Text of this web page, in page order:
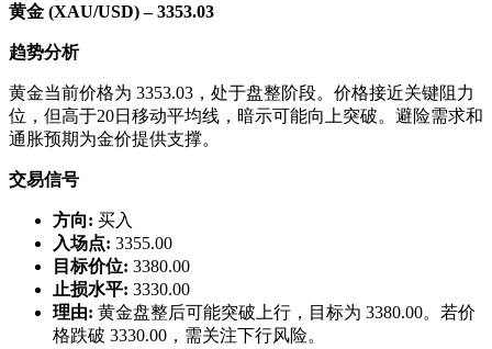
黄金 (XAU/USD) – 3353.03
趋势分析
黄金当前价格为 3353.03，处于盘整阶段。价格接近关键阻力
位，但高于20日移动平均线，暗示可能向上突破。避险需求和
通胀预期为金价提供支撑。
交易信号
方向: 买入
入场点: 3355.00
目标价位: 3380.00
止损水平: 3330.00
理由: 黄金盘整后可能突破上行，目标为 3380.00。若价
格跌破 3330.00，需关注下行风险。